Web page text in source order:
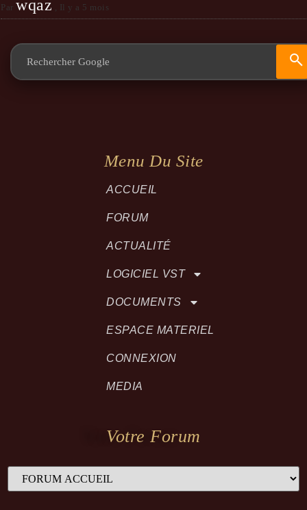
Par wqaz , Il y a 5 mois
Menu Du Site
ACCUEIL
FORUM
ACTUALITÉ
LOGICIEL VST
DOCUMENTS
ESPACE MATERIEL
CONNEXION
MEDIA
Votre Forum